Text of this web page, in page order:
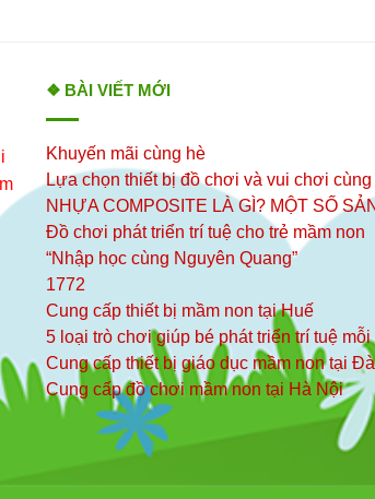
❖ BÀI VIẾT MỚI
Khuyến mãi cùng hè
Lựa chọn thiết bị đồ chơi và vui chơi cùng
NHỰA COMPOSITE LÀ GÌ? MỘT SỐ
Đồ chơi phát triển trí tuệ cho trẻ mầm non
“Nhập học cùng Nguyên Quang”
1772
Cung cấp thiết bị mầm non tại Huế
5 loại trò chơi giúp bé phát triển trí tuệ mỗi
Cung cấp thiết bị giáo dục mầm non tại
Cung cấp đồ chơi mầm non tại Hà Nội